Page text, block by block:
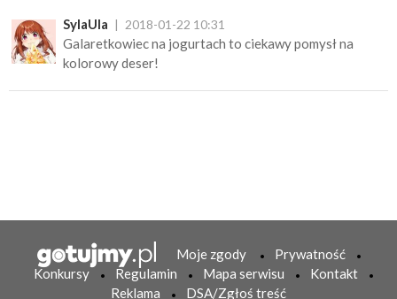
SylaUla 2018-01-22 10:31
Galaretkowiec na jogurtach to ciekawy pomysł na
kolorowy deser!
Moje zgody
Prywatność
Konkursy
Regulamin Mapa serwisu
Kontakt
Reklama
DSA/Zgłoś treść